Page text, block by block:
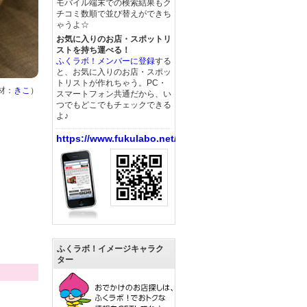
： きこ ）
モバイル端末での検索結果もク
チコミ数順で並び替えができち
ゃうよ☆
お気に入りのお店・スポットリ
ストを持ち運べる！
ふくラボ！メンバーに登録する
と、お気に入りのお店・スポッ
トリストが作れちゃう。PC・
スマートフォン共通だから、い
つでもどこでもチェックできる
よ♪
https://www.fukulabo.net/
ふくラボ！イメージキャラク
ター